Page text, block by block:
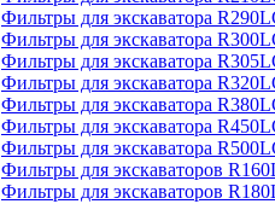
Фильтры для экскаватора
Фильтры для экскаватора
Фильтры для экскаватора
Фильтры для экскаватора
Фильтры для экскаватора
Фильтры для экскаватора
Фильтры для экскаватора
Фильтры для экскаваторов
Фильтры для экскаваторов